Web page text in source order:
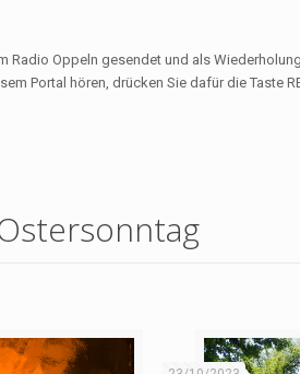
Radio Oppeln gesendet und als
Portal hören, drücken Sie dafür die Taste